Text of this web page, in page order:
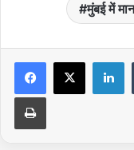
मुंबई में